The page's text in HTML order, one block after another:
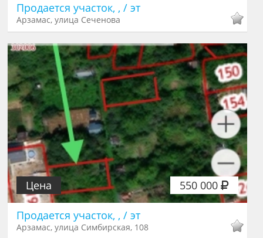
Продается участок, , / эт
Арзамас, улица Сеченова
550 000
Цена
Продается участок, , / эт
Арзамас, улица Симбирская, 108